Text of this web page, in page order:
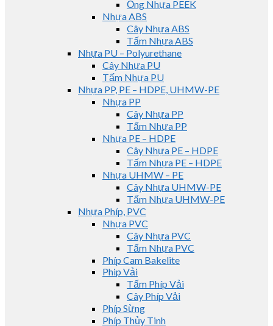
Ống Nhựa PEEK
Nhựa ABS
Cây Nhựa ABS
Tấm Nhựa ABS
Nhựa PU – Polyurethane
Cây Nhựa PU
Tấm Nhựa PU
Nhựa PP, PE – HDPE, UHMW-PE
Nhựa PP
Cây Nhựa PP
Tấm Nhựa PP
Nhựa PE – HDPE
Cây Nhựa PE – HDPE
Tấm Nhựa PE – HDPE
Nhựa UHMW – PE
Cây Nhựa UHMW-PE
Tấm Nhựa UHMW-PE
Nhựa Phíp, PVC
Nhựa PVC
Cây Nhựa PVC
Tấm Nhựa PVC
Phíp Cam Bakelite
Phip Vải
Tấm Phíp Vải
Cây Phíp Vải
Phíp Sừng
Phíp Thủy Tinh